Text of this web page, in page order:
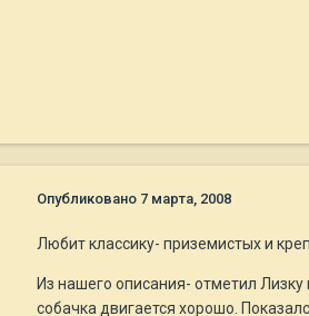
Опубликовано 7 марта, 2008
Любит классику- приземистых и
Из нашего описания- отметил
собачка двигается хорошо.